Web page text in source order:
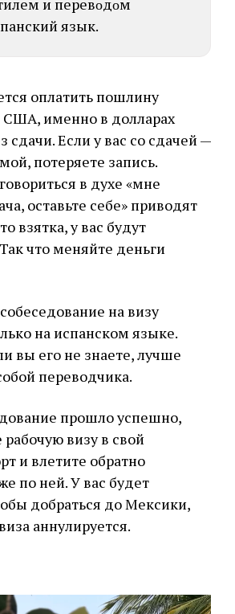
и перевοдοм
язык.
оплатить пошлину
США, именно в долларах
сдачи. Если у вас со сдачей —
потеряете запись.
в духе «мне
оставьте себе» приводят
взятка, у вас будут
что меняйте деньги
на визу
на испанском языке.
вы его не знаете, лучше
переводчика.
прошло успешно,
визу в свой
и влетите обратно
по ней. У вас будет
добраться до Мексики,
аннулируется.